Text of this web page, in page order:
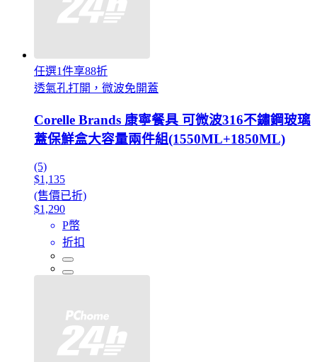
任選1件享88折
透氣孔打開，微波免開蓋
Corelle Brands 康寧餐具 可微波316不鏽鋼玻璃
蓋保鮮盒大容量兩件組(1550ML+1850ML)
(5)
$1,135
(售價已折)
$1,290
P幣
折扣